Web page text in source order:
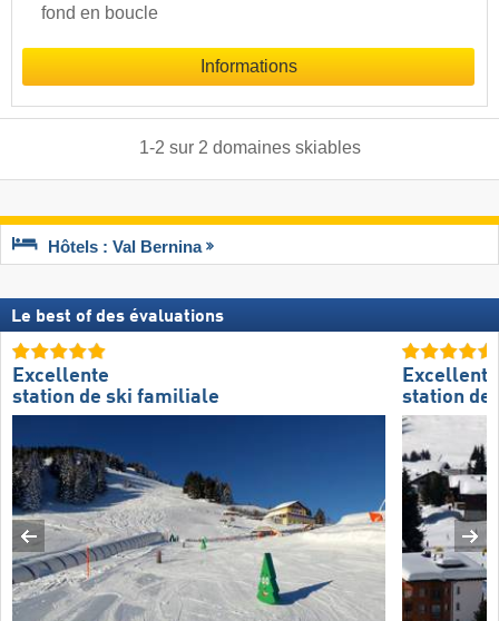
fond en boucle
Informations
1-2 sur 2 domaines skiables
Hôtels : Val Bernina
Le best of des évaluations
Excellente
station de ski familiale
Excellente
station